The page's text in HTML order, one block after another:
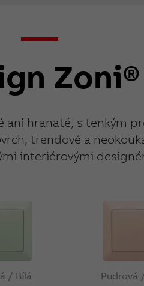
Zoni®
ani hranaté, s tenkým
trendové a
interiérovými
/ Bílá Pudrová